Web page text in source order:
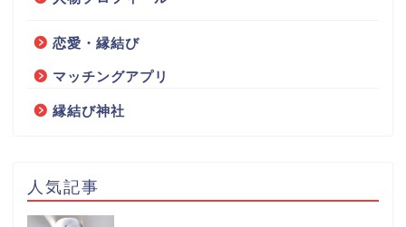
恋愛・縁結び
マッチングアプリ
縁結び神社
人気記事